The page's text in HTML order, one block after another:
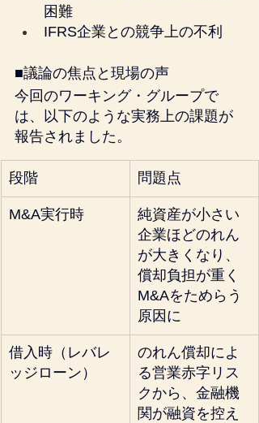
困難
IFRS企業との競争上の不利
■議論の焦点と現場の声
今回のワーキング・グループで
は、以下のような実務上の課題が
報告されました。
段階 問題点
M&A実行時
純資産が小さい
企業ほどのれん
が大きくなり、
償却負担が重く
M&Aをためらう
原因に
借入時（レバレ
ッジローン）
のれん償却によ
る営業赤字リス
クから、金融機
関が融資を控え